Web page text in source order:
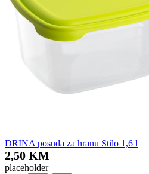
DRINA posuda za hranu Stilo 1,6 l
2,50 KM
placeholder